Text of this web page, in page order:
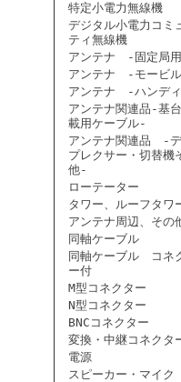
特定小電力無線機
デジタル小電力コミ
ティ無線機
アンテナ -固定局
アンテナ -モービ
アンテナ -ハンデ
アンテナ関連品-基
載用ケーブル-
アンテナ関連品 -
プレクサー・切替機
他-
ローテーター
タワー、ルーフタワ
アンテナ周辺、その
同軸ケーブル
同軸ケーブル コネ
ー付
M型コネクター
N型コネクター
BNCコネクター
変換・中継コネクタ
電源
スピーカー・マイク